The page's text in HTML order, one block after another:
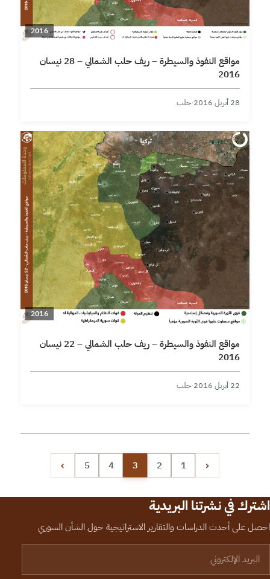
2016
مواقع النفوذ والسيطرة – ريف حلب الشمالي – 28 نيسان
2016
28 أبريل 2016 ·حلب
2016
مواقع النفوذ والسيطرة – ريف حلب الشمالي – 22 نيسان
2016
22 أبريل 2016 ·حلب
تعدد صفحات المقالات
‹
1
2
3
4
5
›
اشترك في نشرتنا البريدية
احصل على أحدث الدراسات والتقارير الاستراتيجية حول الشأن السوري